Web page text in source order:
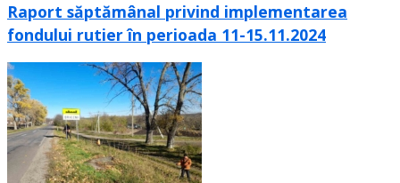
Raport săptămânal privind implementarea
fondului rutier în perioada 11-15.11.2024